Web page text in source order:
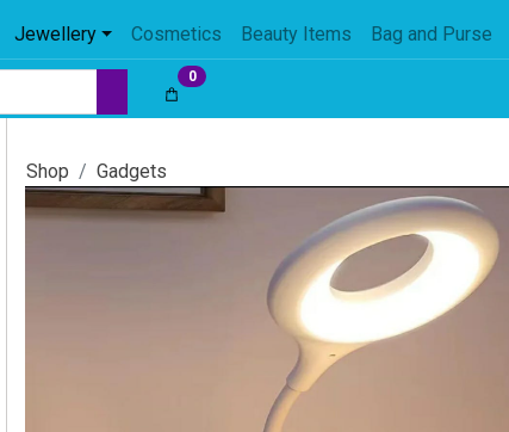
Jewellery Cosmetics Beauty Items Bag and Purse
0
Shop Gadgets